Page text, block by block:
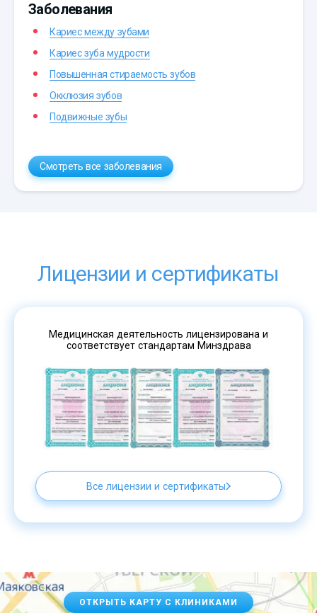
Заболевания
Кариес между зубами
Кариес зуба мудрости
Повышенная стираемость зубов
Окклюзия зубов
Подвижные зубы
Смотреть все заболевания
Лицензии и сертификаты
Медицинская деятельность лицензирована и
соответствует стандартам Минздрава
Все лицензии и сертификаты
ОТКРЫТЬ КАРТУ С КЛИНИКАМИ